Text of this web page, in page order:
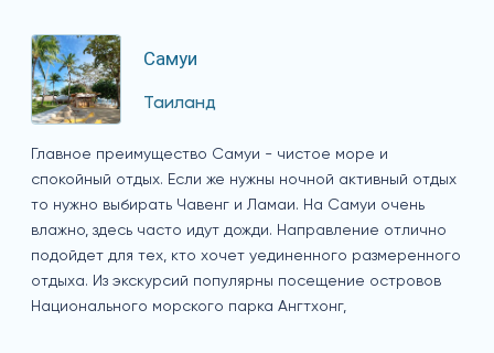
Самуи
Таиланд
Главное преимущество Самуи - чистое море и
спокойный отдых. Если же нужны ночной активный отдых
то нужно выбирать Чавенг и Ламаи. На Самуи очень
влажно, здесь часто идут дожди. Направление отлично
подойдет для тех, кто хочет уединенного размеренного
отдыха. Из экскурсий популярны посещение островов
Национального морского парка Ангтхонг,